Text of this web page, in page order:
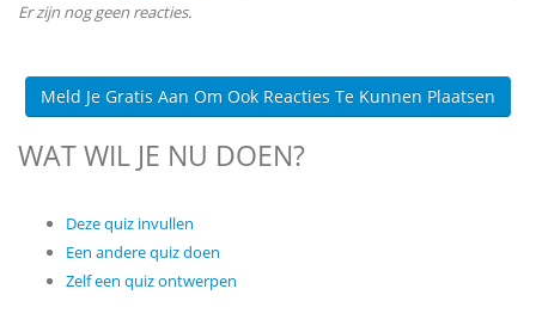
Er zijn nog geen reacties.
Meld Je Gratis Aan Om Ook Reacties Te Kunnen Plaatsen
WAT WIL JE NU DOEN?
Deze quiz invullen
Een andere quiz doen
Zelf een quiz ontwerpen